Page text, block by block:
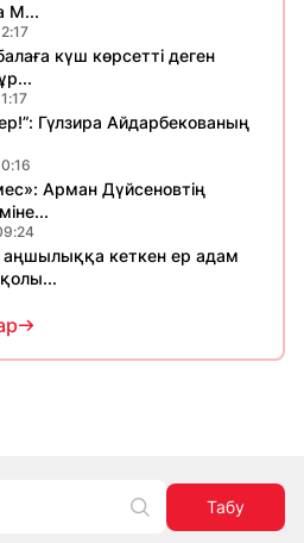
М...
күш көрсетті деген
Гүлзира Айдарбекованың
Арман Дүйсеновтің
кеткен ер адам
Табу